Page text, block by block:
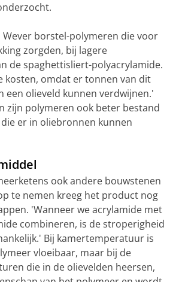
borstel-polymeren die voor
zorgden, bij lagere
de spaghettisliert-polyacrylamide.
kosten, omdat er tonnen van dit
een olieveld kunnen verdwijnen.'
zijn polymeren ook beter bestand
er in oliebronnen kunnen
ook andere bouwstenen
te nemen kreeg het product nog
'Wanneer we acrylamide met
combineren, is de stroperigheid
Bij kamertemperatuur is
vloeibaar, maar bij de
die in de olievelden heersen,